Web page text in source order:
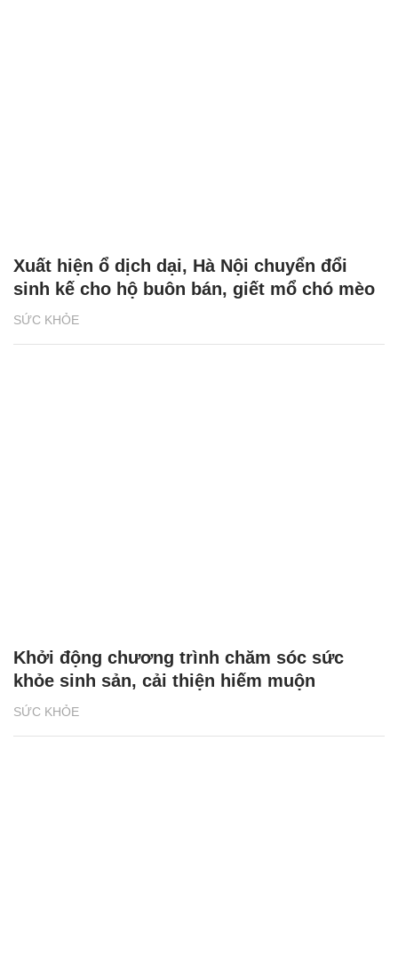
SỨC KHỎE
Xuất hiện ổ dịch dại, Hà Nội chuyển đổi
sinh kế cho hộ buôn bán, giết mổ chó mèo
SỨC KHỎE
Khởi động chương trình chăm sóc sức
khỏe sinh sản, cải thiện hiếm muộn